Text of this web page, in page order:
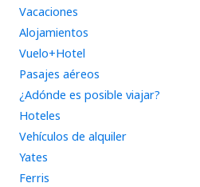
Vacaciones
Alojamientos
Vuelo+Hotel
Pasajes aéreos
¿Adónde es posible viajar?
Hoteles
Vehículos de alquiler
Yates
Ferris